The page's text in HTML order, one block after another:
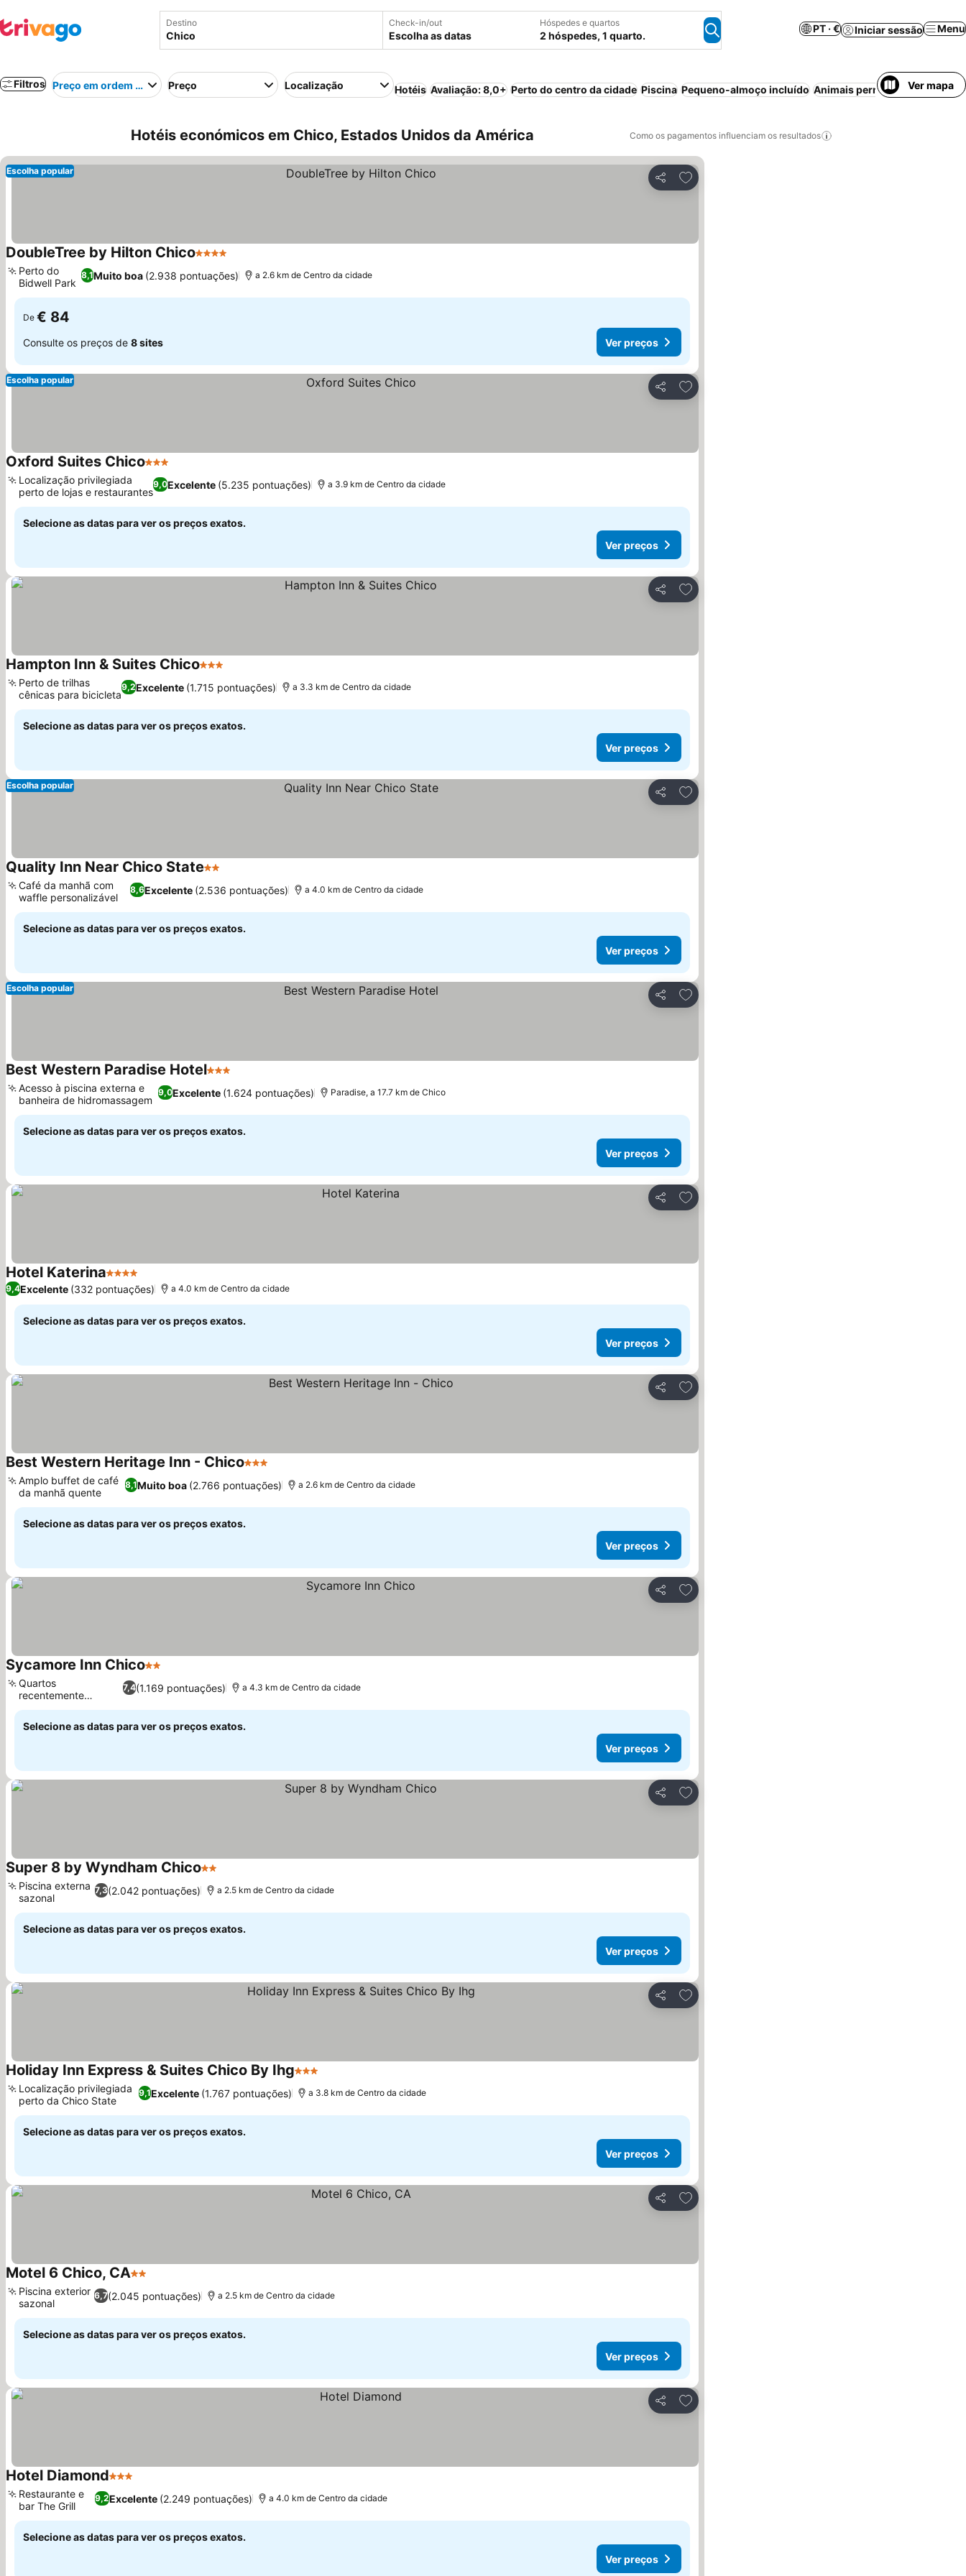
Destino Check-in/out
Escolha as datas
Hóspedes e quartos
2 hóspedes, 1 quarto.
PT · € Iniciar sessão Menu
Filtros Preço em ordem crescentePreço Localização Hotéis Avaliação: 8,0+ Perto do centro da cidade Piscina Pequeno-almoço incluído Animais permitidos Banheira
Ver mapa
Hotéis económicos em Chico, Estados Unidos da América Como os pagamentos influenciam os resultados
Partilhar
Adicionar aos favoritos
Escolha popular
DoubleTree by Hilton Chico4 Estrelas
8,1Muito boa (2.938 pontuações)
Perto do
Bidwell Park
a 2.6 km de Centro da cidade
De € 84
Consulte os preços de 8 sites Ver preços
Partilhar
Adicionar aos favoritos
Escolha popular
Oxford Suites Chico3 Estrelas
9,0Excelente (5.235 pontuações)
Localização privilegiada
perto de lojas e restaurantes
a 3.9 km de Centro da cidade
Selecione as datas para ver os preços exatos.
Ver preços
Partilhar
Adicionar aos favoritos
Hampton Inn & Suites Chico3 Estrelas
9,2Excelente (1.715 pontuações)
Perto de trilhas
cênicas para bicicleta
a 3.3 km de Centro da cidade
Selecione as datas para ver os preços exatos.
Ver preços
Partilhar
Adicionar aos favoritos
Escolha popular
Quality Inn Near Chico State2 Estrelas
8,6Excelente (2.536 pontuações)
Café da manhã com
waffle personalizável
a 4.0 km de Centro da cidade
Selecione as datas para ver os preços exatos.
Ver preços
Partilhar
Adicionar aos favoritos
Escolha popular
Best Western Paradise Hotel3 Estrelas
9,0Excelente (1.624 pontuações)
Acesso à piscina externa e
banheira de hidromassagem
Paradise, a 17.7 km de Chico
Selecione as datas para ver os preços exatos.
Ver preços
Partilhar
Adicionar aos favoritos
Hotel Katerina4 Estrelas
9,4Excelente (332 pontuações) a 4.0 km de Centro da cidade
Selecione as datas para ver os preços exatos.
Ver preços
Partilhar
Adicionar aos favoritos
Best Western Heritage Inn - Chico3 Estrelas
8,1Muito boa (2.766 pontuações)
Amplo buffet de café
da manhã quente
a 2.6 km de Centro da cidade
Selecione as datas para ver os preços exatos.
Ver preços
Partilhar
Adicionar aos favoritos
Sycamore Inn Chico2 Estrelas
7,4(1.169 pontuações)
Quartos
recentemente
renovados
a 4.3 km de Centro da cidade
Selecione as datas para ver os preços exatos.
Ver preços
Partilhar
Adicionar aos favoritos
Super 8 by Wyndham Chico2 Estrelas
7,3(2.042 pontuações)
Piscina externa
sazonal
a 2.5 km de Centro da cidade
Selecione as datas para ver os preços exatos.
Ver preços
Partilhar
Adicionar aos favoritos
Holiday Inn Express & Suites Chico By Ihg3 Estrelas
9,1Excelente (1.767 pontuações)
Localização privilegiada
perto da Chico State
a 3.8 km de Centro da cidade
Selecione as datas para ver os preços exatos.
Ver preços
Partilhar
Adicionar aos favoritos
Motel 6 Chico, CA2 Estrelas
6,7(2.045 pontuações)
Piscina exterior
sazonal
a 2.5 km de Centro da cidade
Selecione as datas para ver os preços exatos.
Ver preços
Partilhar
Adicionar aos favoritos
Hotel Diamond3 Estrelas
9,2Excelente (2.249 pontuações)
Restaurante e
bar The Grill
a 4.0 km de Centro da cidade
Selecione as datas para ver os preços exatos.
Ver preços